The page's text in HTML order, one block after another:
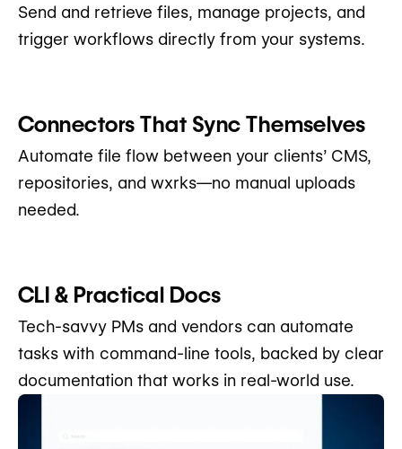
Send and retrieve files, manage projects, and
trigger workflows directly from your systems.
Connectors That Sync Themselves
Automate file flow between your clients’ CMS,
repositories, and wxrks—no manual uploads
needed.
CLI & Practical Docs
Tech-savvy PMs and vendors can automate
tasks with command-line tools, backed by clear
documentation that works in real-world use.